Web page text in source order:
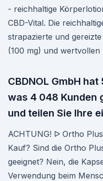
- reichhaltige
CBD-Vital. Die
strapazierte und
(100 mg) und wertvollen
CBDNOL GmbH
was 4 048 Kunden
und teilen Sie Ihre
ACHTUNG! ᐅ Ortho
Kauf? Sind die Ortho
geeignet? Nein, die
Verwendung beim